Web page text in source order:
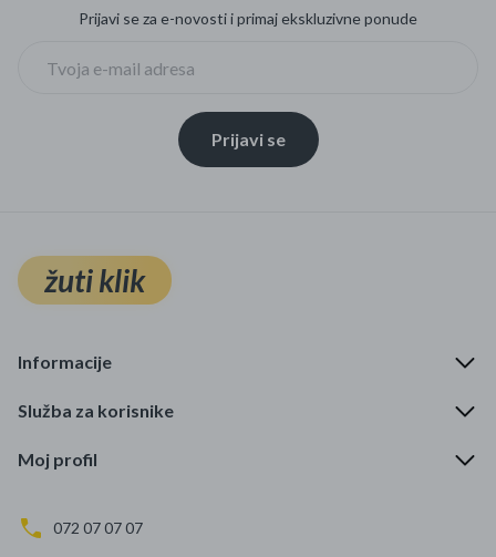
Prijavi se za e-novosti i primaj ekskluzivne ponude
Prijavi se
žuti klik
Informacije
Služba za korisnike
Moj profil
072 07 07 07